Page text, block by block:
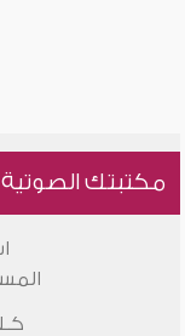
مكتبتك الصوتية